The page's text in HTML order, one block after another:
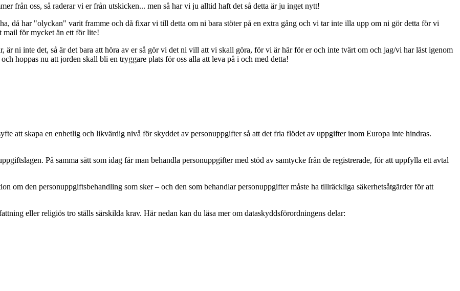
från oss, så raderar vi er från utskicken... men så har vi ju alltid haft det så detta är ju inget nytt!
då har "olyckan" varit framme och då fixar vi till detta om ni bara stöter på en extra gång och vi tar inte illa upp om ni gör detta för vi
mail för mycket än ett för lite!
är ni inte det, så är det bara att höra av er så gör vi det ni vill att vi skall göra, för vi är här för er och inte tvärt om och jag/vi har läst igenom
hoppas nu att jorden skall bli en tryggare plats för oss alla att leva på i och med detta!
att skapa en enhetlig och likvärdig nivå för skyddet av personuppgifter så att det fria flödet av uppgifter inom Europa inte hindras.
På samma sätt som idag får man behandla personuppgifter med stöd av samtycke från de registrerade, för att uppfylla ett avtal
om den personuppgiftsbehandling som sker – och den som behandlar personuppgifter måste ha tillräckliga säkerhetsåtgärder för att
eller religiös tro ställs särskilda krav. Här nedan kan du läsa mer om dataskyddsförordningens delar: